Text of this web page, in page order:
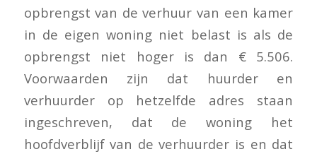
opbrengst van de verhuur van een kamer
in de eigen woning niet belast is als de
opbrengst niet hoger is dan € 5.506.
Voorwaarden zijn dat huurder en
verhuurder op hetzelfde adres staan
ingeschreven, dat de woning het
hoofdverblijf van de verhuurder is en dat